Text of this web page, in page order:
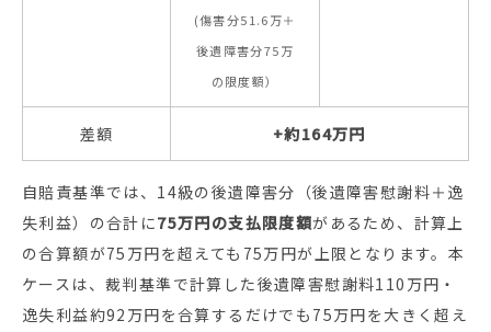
(傷害分51.6万＋
後遺障害分75万
の限度額）
差額 +約164万円
自賠責基準では、14級の後遺障害分（後遺障害慰謝料＋逸
失利益）の合計に75万円の支払限度額があるため、計算上
の合算額が75万円を超えても75万円が上限となります。本
ケースは、裁判基準で計算した後遺障害慰謝料110万円・
逸失利益約92万円を合算するだけでも75万円を大きく超え